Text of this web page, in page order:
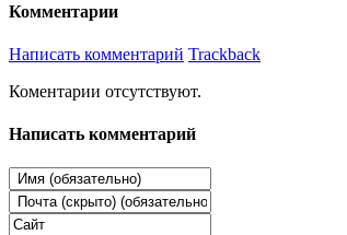
Комментарии
Написать комментарий Trackback
Коментарии отсутствуют.
Написать комментарий